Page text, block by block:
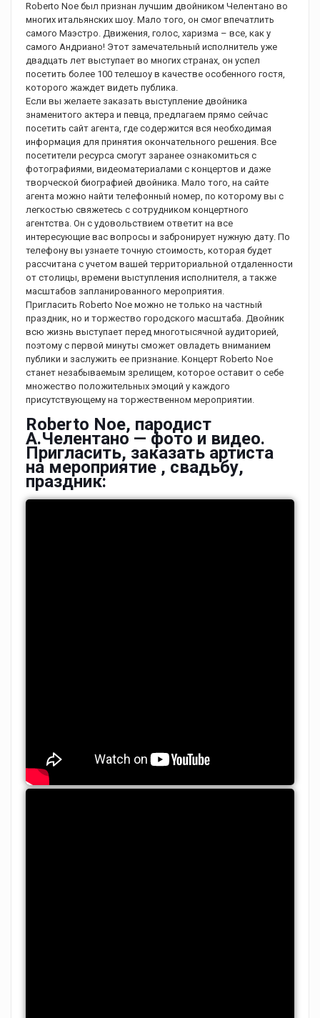
Roberto Noe был признан лучшим двойником Челентано во
многих итальянских шоу. Мало того, он смог впечатлить
самого Маэстро. Движения, голос, харизма – все, как у
самого Андриано! Этот замечательный исполнитель уже
двадцать лет выступает во многих странах, он успел
посетить более 100 телешоу в качестве особенного гостя,
которого жаждет видеть публика.
Если вы желаете заказать выступление двойника
знаменитого актера и певца, предлагаем прямо сейчас
посетить сайт агента, где содержится вся необходимая
информация для принятия окончательного решения. Все
посетители ресурса смогут заранее ознакомиться с
фотографиями, видеоматериалами с концертов и даже
творческой биографией двойника. Мало того, на сайте
агента можно найти телефонный номер, по которому вы с
легкостью свяжетесь с сотрудником концертного
агентства. Он с удовольствием ответит на все
интересующие вас вопросы и забронирует нужную дату. По
телефону вы узнаете точную стоимость, которая будет
рассчитана с учетом вашей территориальной отдаленности
от столицы, времени выступления исполнителя, а также
масштабов запланированного мероприятия.
Пригласить Roberto Noe можно не только на частный
праздник, но и торжество городского масштаба. Двойник
всю жизнь выступает перед многотысячной аудиторией,
поэтому с первой минуты сможет овладеть вниманием
публики и заслужить ее признание. Концерт Roberto Noe
станет незабываемым зрелищем, которое оставит о себе
множество положительных эмоций у каждого
присутствующему на торжественном мероприятии.
Roberto Noe, пародист
А.Челентано — фото и видео.
Пригласить, заказать артиста
на мероприятие , свадьбу,
праздник: